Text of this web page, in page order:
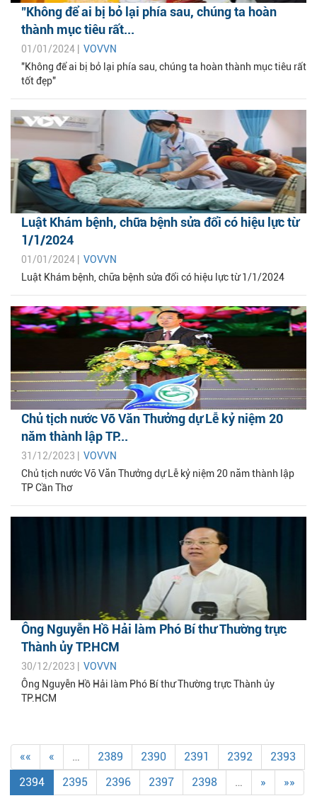
"Không để ai bị bỏ lại phía sau, chúng ta hoàn
thành mục tiêu rất...
01/01/2024 | VOVVN
"Không để ai bị bỏ lại phía sau, chúng ta hoàn thành mục tiêu rất
tốt đẹp"
Luật Khám bệnh, chữa bệnh sửa đổi có hiệu lực từ
1/1/2024
01/01/2024 | VOVVN
Luật Khám bệnh, chữa bệnh sửa đổi có hiệu lực từ 1/1/2024
Chủ tịch nước Võ Văn Thưởng dự Lễ kỷ niệm 20
năm thành lập TP...
31/12/2023 | VOVVN
Chủ tịch nước Võ Văn Thưởng dự Lễ kỷ niệm 20 năm thành lập
TP Cần Thơ
Ông Nguyễn Hồ Hải làm Phó Bí thư Thường trực
Thành ủy TP.HCM
30/12/2023 | VOVVN
Ông Nguyễn Hồ Hải làm Phó Bí thư Thường trực Thành ủy
TP.HCM
«« « … 2389 2390 2391 2392
2393
2394
2395 2396 2397 2398 … » »»